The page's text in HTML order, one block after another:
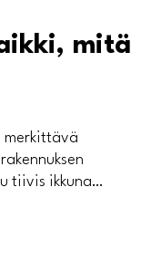
mitä
merkittävä
tiivis ikkuna…